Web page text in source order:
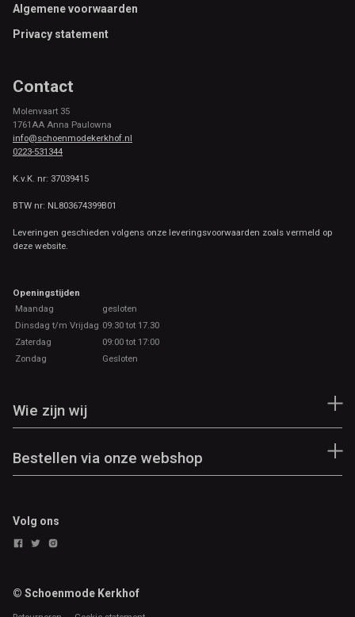
Algemene voorwaarden
Privacy statement
Contact
Molenvaart 35
1761AA Anna Paulowna
info@schoenmodekerkhof.nl
0223-531344
K.v.K. nr: 37039415
BTW nr: NL803674399B01
Leveringen geschieden volgens onze leveringsvoorwaarden zoals vermeld op
deze website.
Openingstijden
Maandag
gesloten
Dinsdag t/m Vrijdag 09:30 tot 17.30
Zaterdag
09:00 tot 17:00
Zondag
Gesloten
Wie zijn wij
Bestellen via onze webshop
Volg ons
© Schoenmode Kerkhof